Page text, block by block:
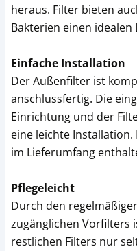
heraus. Filter bieten
Bakterien einen idealen
Einfache Installation
Der Außenfilter ist
anschlussfertig. Die
Einrichtung und der
eine leichte Installation.
im Lieferumfang
Pflegeleicht
Durch den
zugänglichen Vorfilters
restlichen Filters nur